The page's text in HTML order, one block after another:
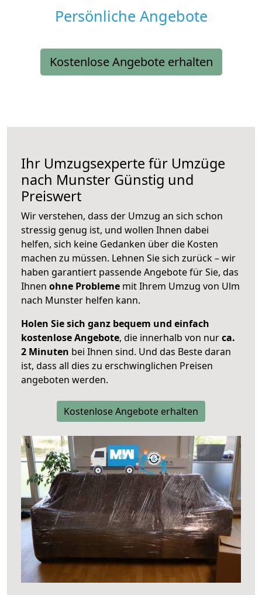
Persönliche Angebote
Kostenlose Angebote erhalten
Ihr Umzugsexperte für Umzüge
nach Munster Günstig und
Preiswert
Wir verstehen, dass der Umzug an sich schon
stressig genug ist, und wollen Ihnen dabei
helfen, sich keine Gedanken über die Kosten
machen zu müssen. Lehnen Sie sich zurück – wir
haben garantiert passende Angebote für Sie, das
Ihnen ohne Probleme mit Ihrem Umzug von Ulm
nach Munster helfen kann.
Holen Sie sich ganz bequem und einfach
kostenlose Angebote, die innerhalb von nurca.
2 Minuten bei Ihnen sind. Und das Beste daran
ist, dass all dies zu erschwinglichen Preisen
angeboten werden.
Kostenlose Angebote erhalten